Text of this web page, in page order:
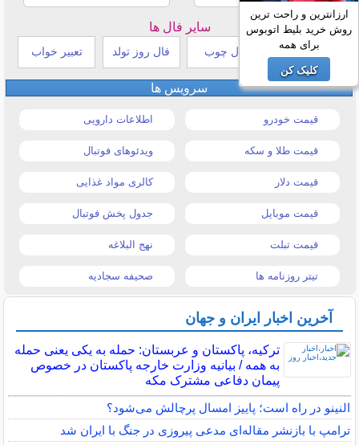
سایر فال ها
طالع بینی هندی فال چوب فال روز تولد تعبیر خواب
سرویس ها
قیمت خودرو اطلاعات دارویی
قیمت طلا و سکه ویدئوهای فوتبال
قیمت دلار کالری مواد غذایی
قیمت موبایل جدول پخش فوتبال
قیمت تبلت نهج البلاغه
تیتر روزنامه ها صحیفه سجادیه
آخرین اخبار ایران و جهان
ترکیه، پاکستان و عربستان: حمله به یکی یعنی حمله
به همه / بیانیه وزارت خارجه پاکستان در خصوص
پیمان دفاعی مشترک مکه
النینو در راه است؛ پاییز امسال پرچالش می‌شود؟
ترامپ با بازنشر مقاله‌ای مدعی پیروزی در جنگ با ایران شد
ارزانترین و راحت ترین
روش خرید بلیط اتوبوس
برای همه
کلیک کن